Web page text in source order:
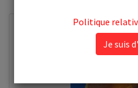
Politique
Je suis